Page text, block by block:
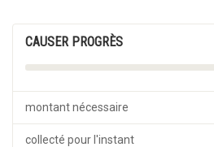
CAUSER PROGRÈS
montant nécessaire
collecté pour l'instant